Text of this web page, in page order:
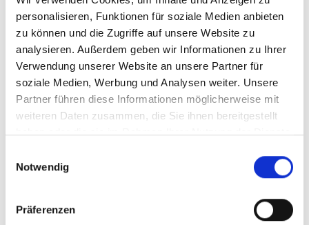
personalisieren, Funktionen für soziale Medien anbieten
zu können und die Zugriffe auf unsere Website zu
analysieren. Außerdem geben wir Informationen zu Ihrer
Verwendung unserer Website an unsere Partner für
soziale Medien, Werbung und Analysen weiter. Unsere
Partner führen diese Informationen möglicherweise mit
weiteren Daten zusammen, die Sie ihnen bereitgestellt
haben oder die sie im Rahmen Ihrer Nutzung der Dienste
Notwendig
Präferenzen
525.000,- €
Minden